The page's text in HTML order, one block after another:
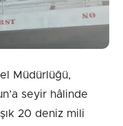
Müdürlüğü,
seyir hâlinde
20 deniz mili